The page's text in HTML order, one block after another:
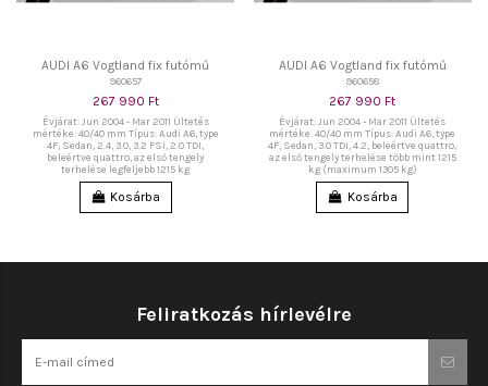
AUDI A6 Vogtland fix futómű
960657
267 990 Ft
Évjárat: Jun 2004 - Mar 2011 Ültetés
mértéke: 40/40 mm Típus: Audi A6, type
4F, Sedan, 2.4, 3.0, 3.2 FSI, 2.0 TDI,
beleértve quattro, az első tengely
terhelése legfeljebb 1215 kg
Kosárba
AUDI A6 Vogtland fix futómű
960658
267 990 Ft
Évjárat: Jun 2004 - Mar 2011 Ültetés
mértéke: 40/40 mm Típus: Audi A6, type
4F, Sedan, 3.0 TDI, 4.2, beleértve quattro,
az első tengely terhelése több mint 1215
kg (maximum 1305 kg)
Kosárba
Feliratkozás hírlevélre